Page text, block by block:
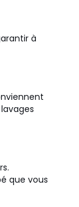
à
que vous